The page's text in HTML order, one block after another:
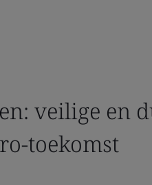
veilige en
toekomst